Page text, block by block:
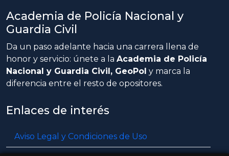
Academia de Policía Nacional y
Guardia Civil
Da un paso adelante hacia una carrera llena de
honor y servicio: únete a la Academia de Policía
Nacional y Guardia Civil, GeoPol y marca la
diferencia entre el resto de opositores.
Enlaces de interés
Aviso Legal y Condiciones de Uso